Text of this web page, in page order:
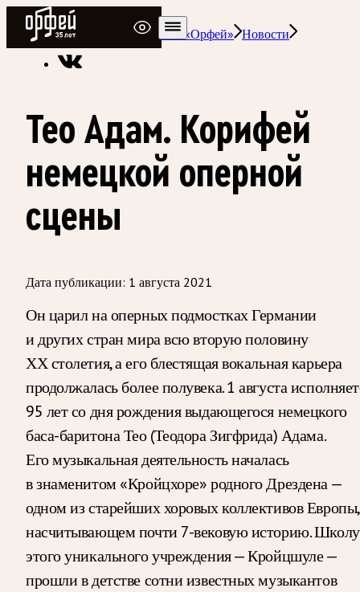
Радио Орфей
Радио классической музыки «Орфей» Новости
Тео Адам. Корифей
немецкой оперной
сцены
Дата публикации: 1 августа 2021
Он царил на оперных подмостках Германии
и других стран мира всю вторую половину
ХХ столетия, а его блестящая вокальная карьера
продолжалась более полувека. 1 августа
95 лет со дня рождения выдающегося немецкого
баса-баритона Тео (Теодора Зигфрида) Адама.
Его музыкальная деятельность началась
в знаменитом «Кройцхоре» родного Дрездена —
одном из старейших хоровых коллективов Европы,
насчитывающем почти 7-вековую историю. Школу
этого уникального учреждения — Кройцшуле —
прошли в детстве сотни известных музыкантов